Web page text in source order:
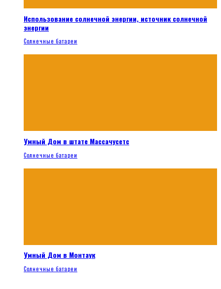
Использование солнечной энергии, источник солнечной
энергии
Солнечные батареи
Умный Дом в штате Массачусетс
Солнечные батареи
Умный Дом в Монтаук
Солнечные батареи